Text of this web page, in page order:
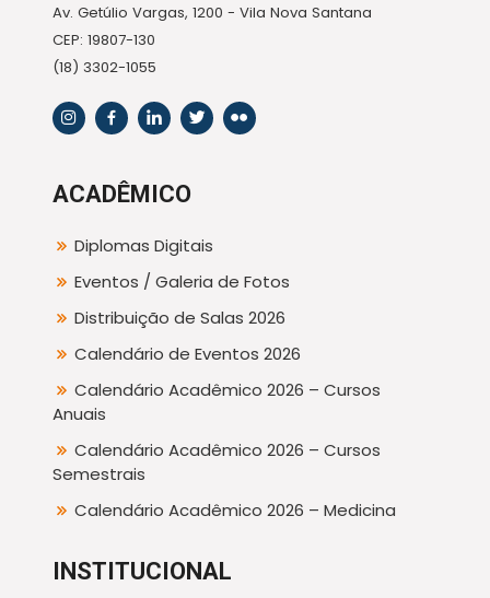
Av. Getúlio Vargas, 1200 - Vila Nova Santana
CEP: 19807-130
(18) 3302-1055
ACADÊMICO
Diplomas Digitais
Eventos / Galeria de Fotos
Distribuição de Salas 2026
Calendário de Eventos 2026
Calendário Acadêmico 2026 – Cursos
Anuais
Calendário Acadêmico 2026 – Cursos
Semestrais
Calendário Acadêmico 2026 – Medicina
INSTITUCIONAL